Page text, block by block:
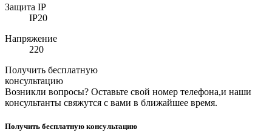
Защита IP
IP20
Напряжение
220
Получить бесплатную
консультацию
Возникли вопросы? Оставьте свой номер телефона,и наши
консультанты свяжутся с вами в ближайшее время.
Получить бесплатную консультацию